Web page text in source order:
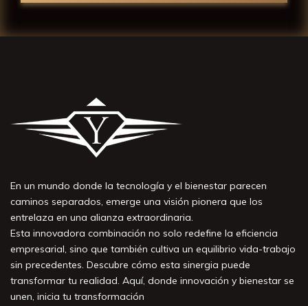
En un mundo donde la tecnología y el bienestar parecen
caminos separados, emerge una visión pionera que los
entrelaza en una alianza extraordinaria.
Esta innovadora combinación no solo redefine la eficiencia
empresarial, sino que también cultiva un equilibrio vida-trabajo
sin precedentes. Descubre cómo esta sinergia puede
transformar tu realidad. Aquí, donde innovación y bienestar se
unen, inicia tu transformación